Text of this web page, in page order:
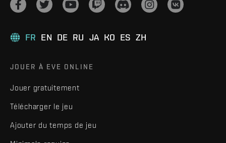
FR EN DE RU JA KO ES ZH
JOUER À EVE ONLINE
Jouer gratuitement
Télécharger le jeu
Ajouter du temps de jeu